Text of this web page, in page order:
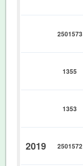
2501573
1355
1353
2019 2501572